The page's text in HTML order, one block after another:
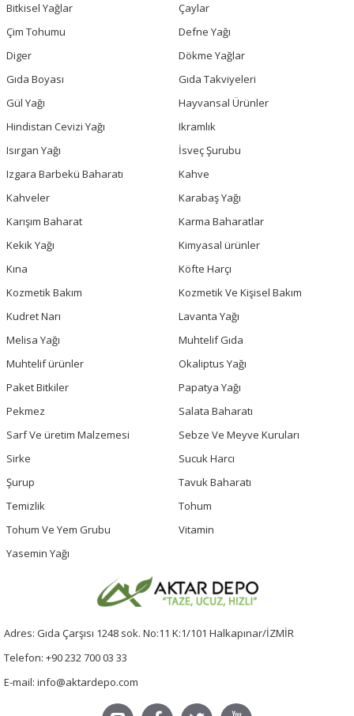
Bitkisel Yağlar
Çaylar
Çim Tohumu
Defne Yağı
Diger
Dökme Yağlar
Gıda Boyası
Gıda Takviyeleri
Gül Yağı
Hayvansal Ürünler
Hindistan Cevizi Yağı
Ikramlık
Isırgan Yağı
İsveç Şurubu
Izgara Barbekü Baharatı
Kahve
Kahveler
Karabaş Yağı
Karışım Baharat
Karma Baharatlar
Kekik Yağı
Kimyasal ürünler
Kına
Köfte Harçı
Kozmetik Bakım
Kozmetik Ve Kişisel Bakım
Kudret Narı
Lavanta Yağı
Melisa Yağı
Muhtelif Gıda
Muhtelif ürünler
Okaliptus Yağı
Paket Bitkiler
Papatya Yağı
Pekmez
Salata Baharatı
Sarf Ve üretim Malzemesi
Sebze Ve Meyve Kuruları
Sirke
Sucuk Harcı
Şurup
Tavuk Baharatı
Temizlik
Tohum
Tohum Ve Yem Grubu
Vitamin
Yasemin Yağı
Adres: Gıda Çarşısı 1248 sok. No:11 K:1/101 Halkapınar/İZMİR
Telefon: +90 232 700 03 33
E-mail: info@aktardepo.com